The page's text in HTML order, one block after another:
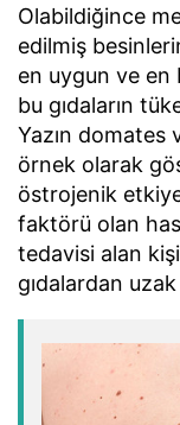
Olabildiğince
edilmiş
en uygun ve en
bu gıdaların
Yazın domates
örnek olarak
östrojenik
faktörü olan
tedavisi alan
gıdalardan